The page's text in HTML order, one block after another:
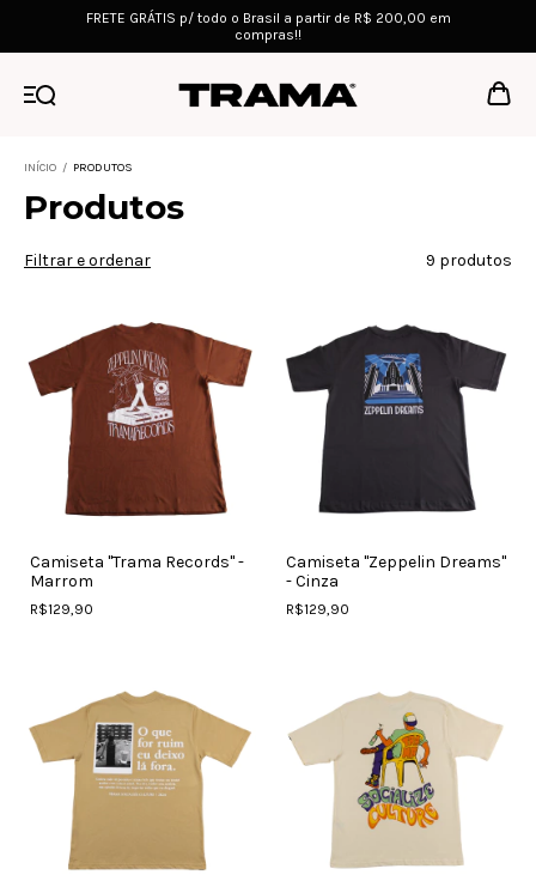
FRETE GRÁTIS p/ todo o Brasil a partir de R$ 200,00 em
compras!!
INÍCIO / PRODUTOS
Produtos
Filtrar e ordenar 9 produtos
Camiseta "Trama Records" -
Marrom
R$129,90
Camiseta "Zeppelin Dreams"
- Cinza
R$129,90